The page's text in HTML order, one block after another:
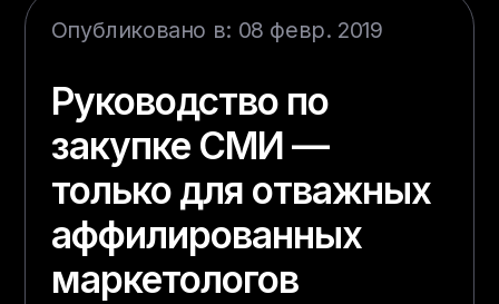
Опубликовано в: 08 февр. 2019
Руководство по
закупке СМИ —
только для отважных
аффилированных
маркетологов